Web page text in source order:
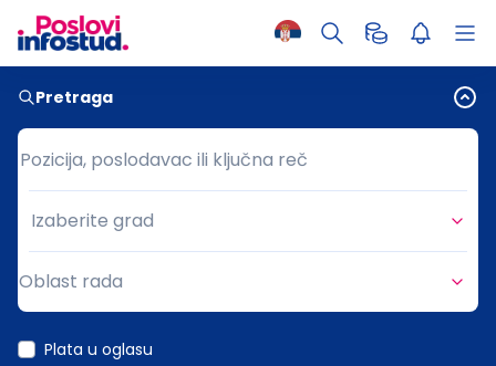
Pretraga
Pozicija, poslodavac ili ključna reč
Pozicija, poslodavac ili ključna reč
Grad
Izaberite grad
Oblast rada
Plata u oglasu